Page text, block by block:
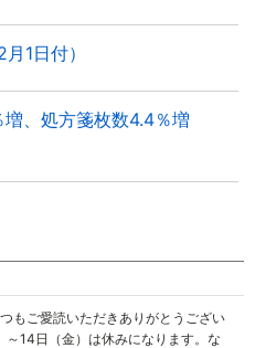
1日付）
、処方箋枚数4.4％増
もご愛読いただきありがとうござい
～14日（金）は休みになります。な